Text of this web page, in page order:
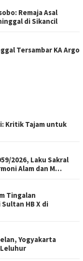
Remaja Asal
di Sikancil
Tersambar KA Argo
Kritik Tajam untuk
2026, Laku Sakral
Alam dan M…
Tingalan
HB X di
Yogyakarta
Leluhur